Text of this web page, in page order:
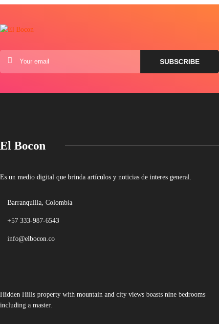
El Bocon
Es un medio digital que brinda artículos y noticias de interes general.
Barranquilla, Colombia
+57 333-987-6543
info@elbocon.co
Hidden Hills property with mountain and city views boasts nine bedrooms
including a master.